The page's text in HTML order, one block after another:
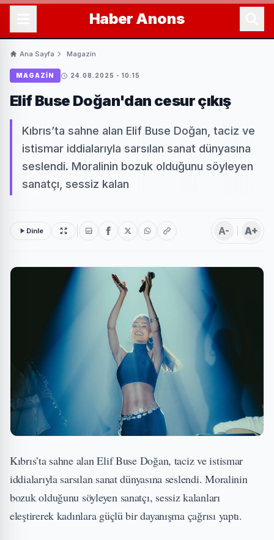
Haber Anons
Ana Sayfa Magazin
MAGAZIN 24.08.2025 - 10:15
Elif Buse Doğan'dan cesur çıkış
Kıbrıs’ta sahne alan Elif Buse Doğan, taciz ve
istismar iddialarıyla sarsılan sanat dünyasına
seslendi. Moralinin bozuk olduğunu söyleyen
sanatçı, sessiz kalan
Dinle A- A+
Kıbrıs’ta sahne alan Elif Buse Doğan, taciz ve istismar
iddialarıyla sarsılan sanat dünyasına seslendi. Moralinin
bozuk olduğunu söyleyen sanatçı, sessiz kalanları
eleştirerek kadınlara güçlü bir dayanışma çağrısı yaptı.